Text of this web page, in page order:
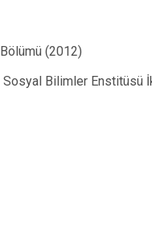
(2012)
Bilimler Enstitüsü